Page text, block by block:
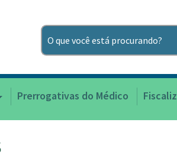
Pesquisar
Prerrogativas do Médico